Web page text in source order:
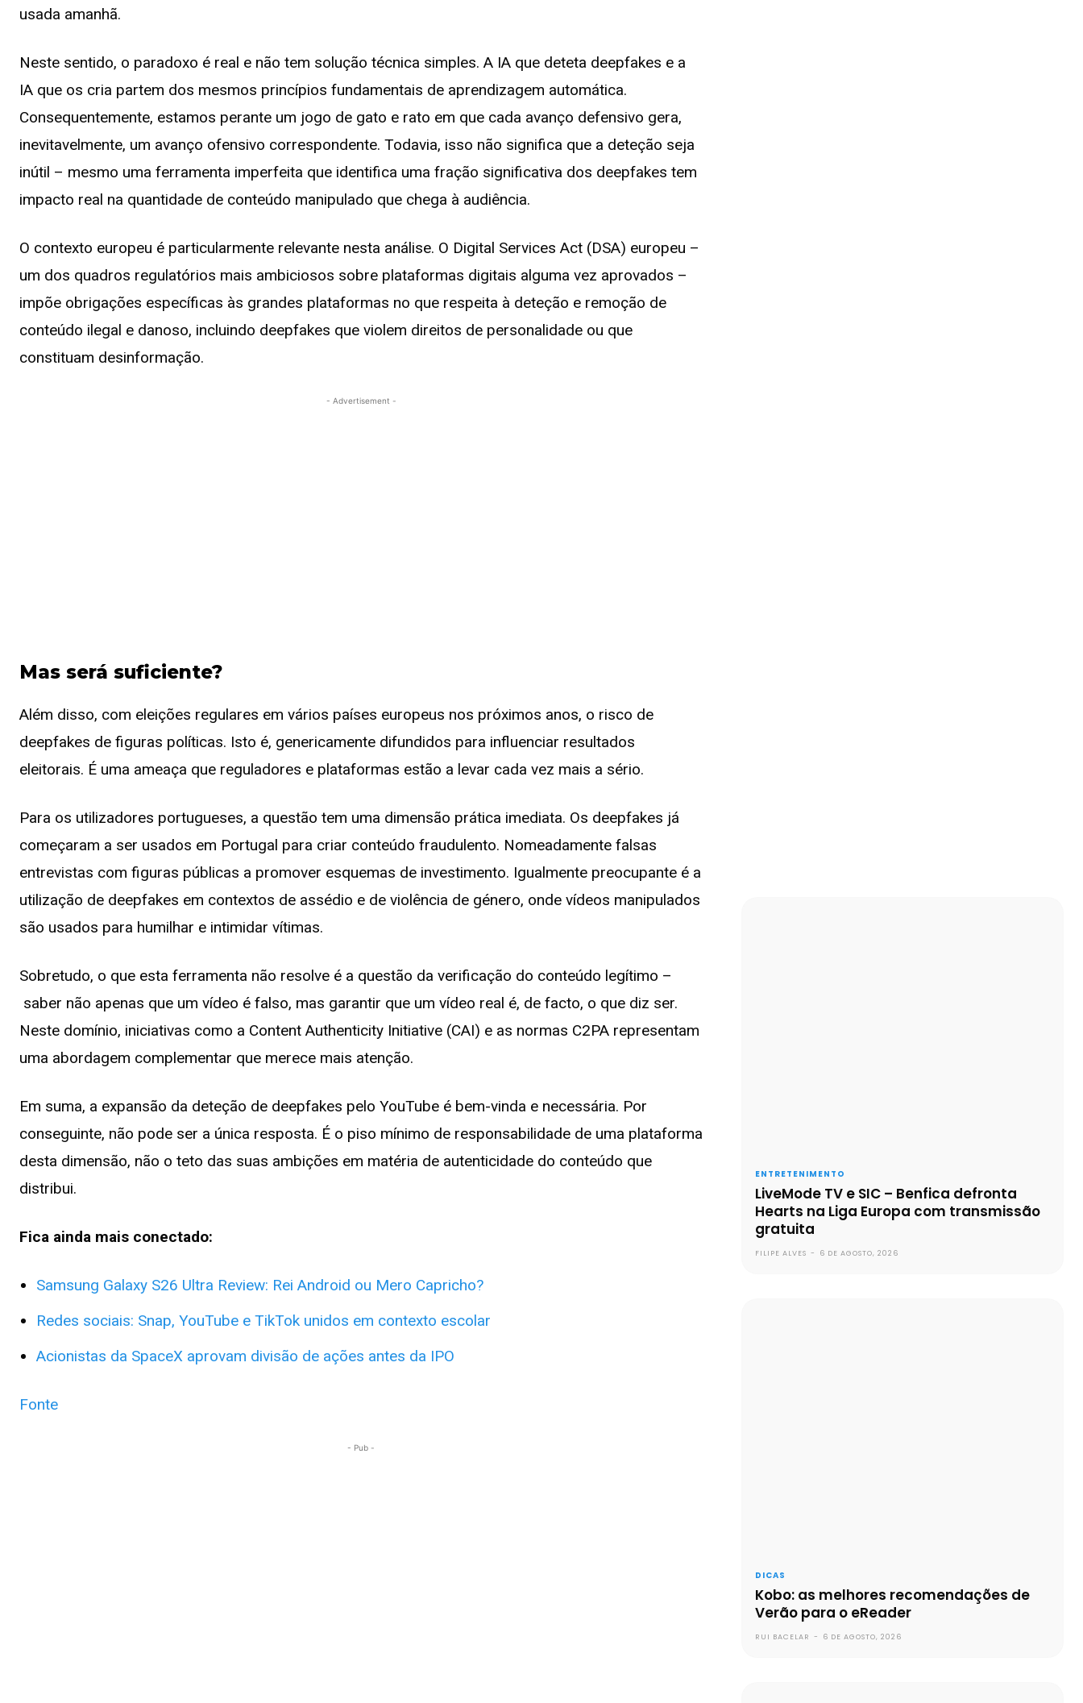
usada amanhã.
Neste sentido, o paradoxo é real e não tem solução técnica simples. A IA que deteta deepfakes e a
IA que os cria partem dos mesmos princípios fundamentais de aprendizagem automática.
Consequentemente, estamos perante um jogo de gato e rato em que cada avanço defensivo gera,
inevitavelmente, um avanço ofensivo correspondente. Todavia, isso não significa que a deteção seja
inútil – mesmo uma ferramenta imperfeita que identifica uma fração significativa dos deepfakes tem
impacto real na quantidade de conteúdo manipulado que chega à audiência.
O contexto europeu é particularmente relevante nesta análise. O Digital Services Act (DSA) europeu –
um dos quadros regulatórios mais ambiciosos sobre plataformas digitais alguma vez aprovados –
impõe obrigações específicas às grandes plataformas no que respeita à deteção e remoção de
conteúdo ilegal e danoso, incluindo deepfakes que violem direitos de personalidade ou que
constituam desinformação.
- Advertisement -
Mas será suficiente?
Além disso, com eleições regulares em vários países europeus nos próximos anos, o risco de
deepfakes de figuras políticas. Isto é, genericamente difundidos para influenciar resultados
eleitorais. É uma ameaça que reguladores e plataformas estão a levar cada vez mais a sério.
Para os utilizadores portugueses, a questão tem uma dimensão prática imediata. Os deepfakes já
começaram a ser usados em Portugal para criar conteúdo fraudulento. Nomeadamente falsas
entrevistas com figuras públicas a promover esquemas de investimento. Igualmente preocupante é a
utilização de deepfakes em contextos de assédio e de violência de género, onde vídeos manipulados
são usados para humilhar e intimidar vítimas.
Sobretudo, o que esta ferramenta não resolve é a questão da verificação do conteúdo legítimo –
saber não apenas que um vídeo é falso, mas garantir que um vídeo real é, de facto, o que diz ser.
Neste domínio, iniciativas como a Content Authenticity Initiative (CAI) e as normas C2PA representam
uma abordagem complementar que merece mais atenção.
Em suma, a expansão da deteção de deepfakes pelo YouTube é bem-vinda e necessária. Por
conseguinte, não pode ser a única resposta. É o piso mínimo de responsabilidade de uma plataforma
desta dimensão, não o teto das suas ambições em matéria de autenticidade do conteúdo que
distribui.
Fica ainda mais conectado:
Samsung Galaxy S26 Ultra Review: Rei Android ou Mero Capricho?
Redes sociais: Snap, YouTube e TikTok unidos em contexto escolar
Acionistas da SpaceX aprovam divisão de ações antes da IPO
Fonte
- Pub -
ENTRETENIMENTO
LiveMode TV e SIC – Benfica defronta
Hearts na Liga Europa com transmissão
gratuita
FILIPE ALVES - 6 DE AGOSTO, 2026
DICAS
Kobo: as melhores recomendações de
Verão para o eReader
RUI BACELAR - 6 DE AGOSTO, 2026